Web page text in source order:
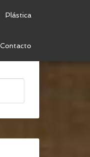
Plástica
Contacto